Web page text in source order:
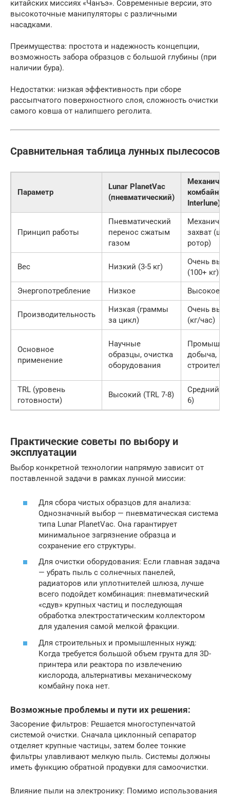
китайских миссиях «Чанъэ». Современные версии, это
высокоточные манипуляторы с различными
насадками.
Преимущества: простота и надежность концепции,
возможность забора образцов с большой глубины (при
наличии бура).
Недостатки: низкая эффективность при сборе
рассыпчатого поверхностного слоя, сложность очистки
самого ковша от налипшего реголита.
Сравнительная таблица лунных пылесосов
Параметр
Lunar PlanetVac
(пневматический)
комбайн
Interlune)
Принцип работы
Пневматический
перенос сжатым
газом
захват
ротор)
Вес Низкий (3-5 кг)
Очень
(100+ кг)
Энергопотребление
Низкое Высокое
Производительность
Низкая (граммы
за цикл)
Очень
(кг/час)
Основное
применение
Научные
образцы, очистка
оборудования
добыча,
TRL (уровень
готовности)
Высокий (TRL 7-8)
Средний
6)
Практические советы по выбору и
эксплуатации
Выбор конкретной технологии напрямую зависит от
поставленной задачи в рамках лунной миссии:
Для сбора чистых образцов для анализа:
Однозначный выбор — пневматическая система
типа Lunar PlanetVac. Она гарантирует
минимальное загрязнение образца и
сохранение его структуры.
Для очистки оборудования: Если главная задача
— убрать пыль с солнечных панелей,
радиаторов или уплотнителей шлюза, лучше
всего подойдет комбинация: пневматический
«сдув» крупных частиц и последующая
обработка электростатическим коллектором
для удаления самой мелкой фракции.
Для строительных и промышленных нужд:
Когда требуется большой объем грунта для 3D-
принтера или реактора по извлечению
кислорода, альтернативы механическому
комбайну пока нет.
Возможные проблемы и пути их решения:
Засорение фильтров: Решается многоступенчатой
системой очистки. Сначала циклонный сепаратор
отделяет крупные частицы, затем более тонкие
фильтры улавливают мелкую пыль. Системы должны
иметь функцию обратной продувки для самоочистки.
Влияние пыли на электронику: Помимо использования